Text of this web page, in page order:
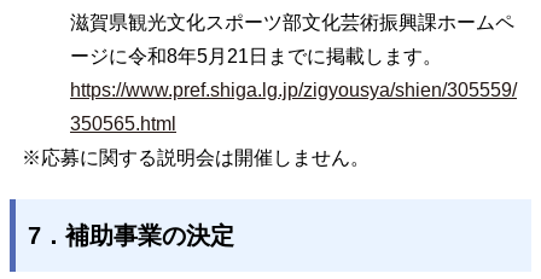
滋賀県観光文化スポーツ部文化芸術振興課ホームペ
ージに令和8年5月21日までに掲載します。
https://www.pref.shiga.lg.jp/zigyousya/shien/305559/
350565.html
※応募に関する説明会は開催しません。
7．補助事業の決定